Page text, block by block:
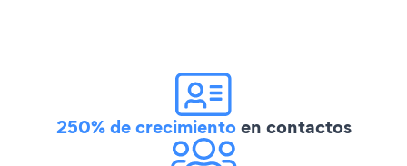
250% de crecimientoen contactos